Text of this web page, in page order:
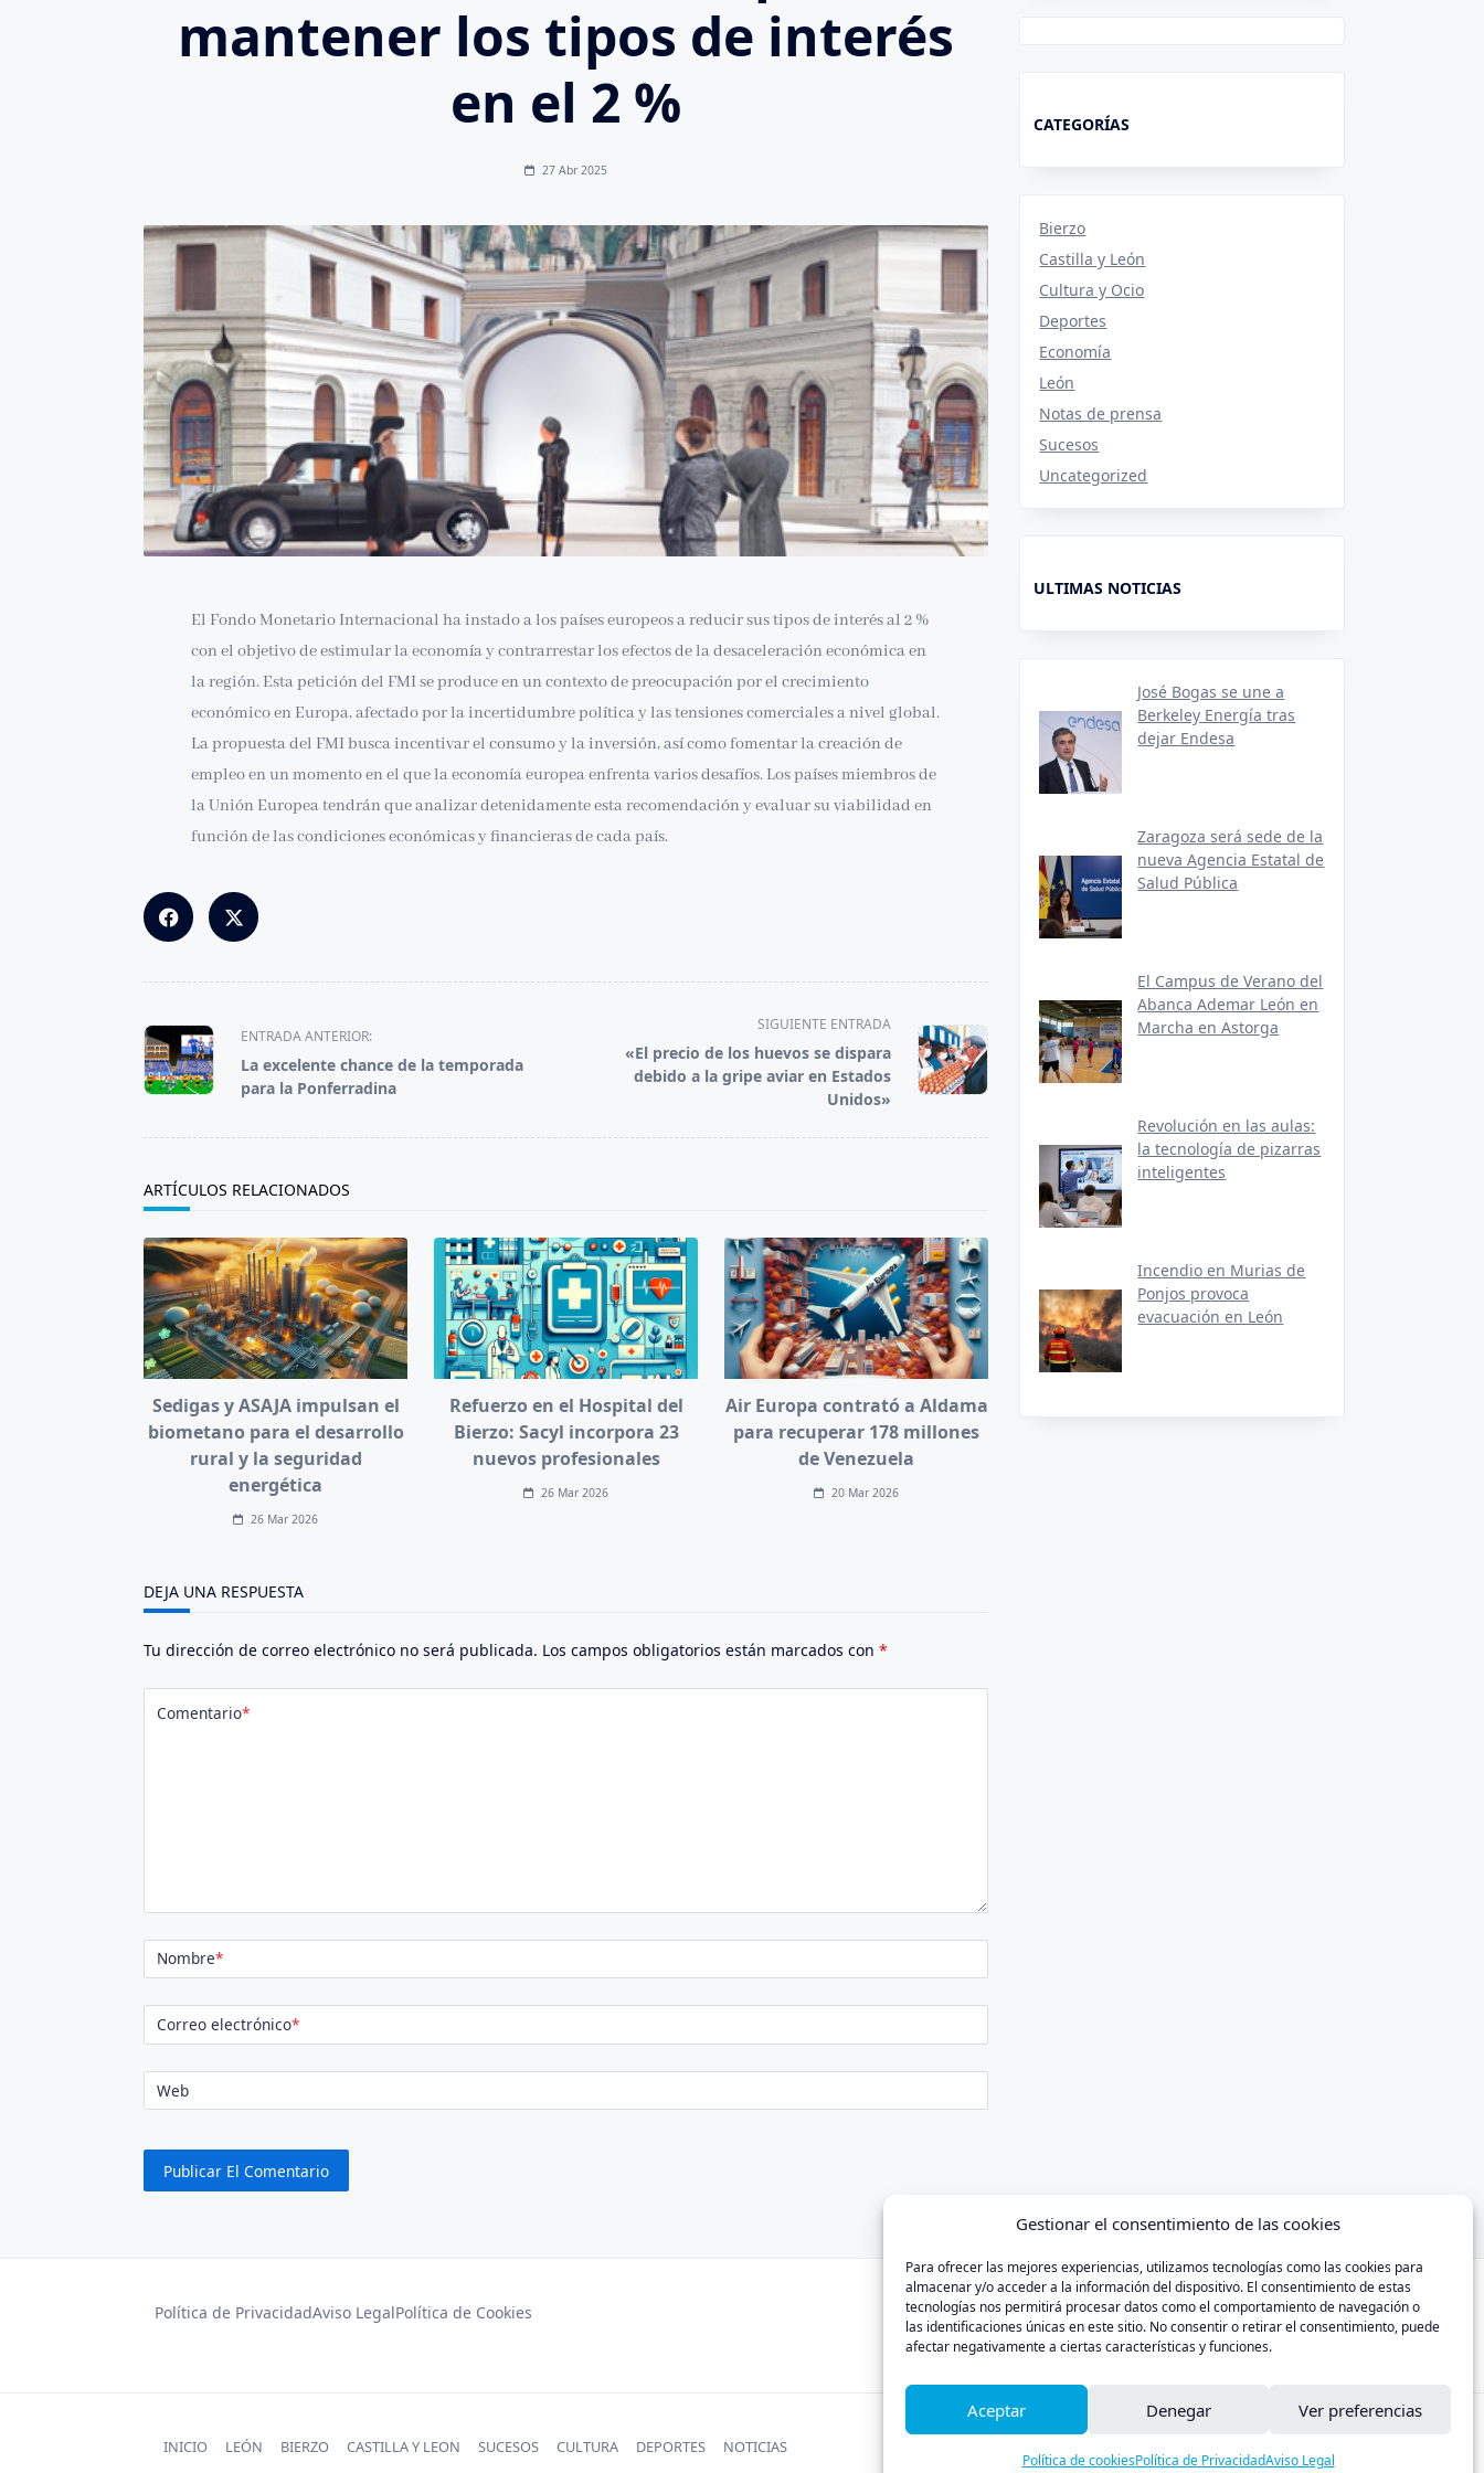
Gestionar el consentimiento de las cookies
Para ofrecer las mejores experiencias, utilizamos tecnologías como las cookies para
almacenar y/o acceder a la información del dispositivo. El consentimiento de estas
tecnologías nos permitirá procesar datos como el comportamiento de navegación o
las identificaciones únicas en este sitio. No consentir o retirar el consentimiento, puede
afectar negativamente a ciertas características y funciones.
Aceptar Denegar Ver preferencias
Política de cookiesPolítica de PrivacidadAviso Legal
mantener los tipos de interés
en el 2 %
27 Abr 2025
El Fondo Monetario Internacional ha instado a los países europeos a reducir sus tipos de interés al 2 %
con el objetivo de estimular la economía y contrarrestar los efectos de la desaceleración económica en
la región. Esta petición del FMI se produce en un contexto de preocupación por el crecimiento
económico en Europa, afectado por la incertidumbre política y las tensiones comerciales a nivel global.
La propuesta del FMI busca incentivar el consumo y la inversión, así como fomentar la creación de
empleo en un momento en el que la economía europea enfrenta varios desafíos. Los países miembros de
la Unión Europea tendrán que analizar detenidamente esta recomendación y evaluar su viabilidad en
función de las condiciones económicas y financieras de cada país.
<span
class="nav-
subtitle
screen-
ENTRADA ANTERIOR:
La excelente chance de la temporada
para la Ponferradina
SIGUIENTE ENTRADA
«El precio de los huevos se dispara
debido a la gripe aviar en Estados
Unidos»
ARTÍCULOS RELACIONADOS
Sedigas y ASAJA impulsan el
biometano para el desarrollo
rural y la seguridad
energética
26 Mar 2026
Refuerzo en el Hospital del
Bierzo: Sacyl incorpora 23
nuevos profesionales
26 Mar 2026
Air Europa contrató a Aldama
para recuperar 178 millones
de Venezuela
20 Mar 2026
DEJA UNA RESPUESTA
Tu dirección de correo electrónico no será publicada. Los campos obligatorios están marcados con*
Comentario*
Nombre*
Correo electrónico*
Web
CATEGORÍAS
Bierzo
Castilla y León
Cultura y Ocio
Deportes
Economía
León
Notas de prensa
Sucesos
Uncategorized
ULTIMAS NOTICIAS
José Bogas se une a
Berkeley Energía tras
dejar Endesa
Zaragoza será sede de la
nueva Agencia Estatal de
Salud Pública
El Campus de Verano del
Abanca Ademar León en
Marcha en Astorga
Revolución en las aulas:
la tecnología de pizarras
inteligentes
Incendio en Murias de
Ponjos provoca
evacuación en León
Política de PrivacidadAviso LegalPolítica de Cookies
INICIO LEÓN BIERZO CASTILLA Y LEON SUCESOS CULTURA DEPORTES NOTICIAS